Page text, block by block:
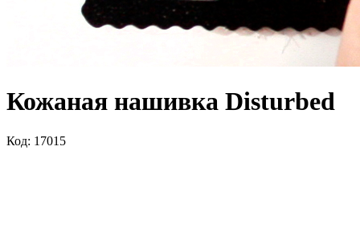
Кожаная нашивка Disturbed
Код: 17015